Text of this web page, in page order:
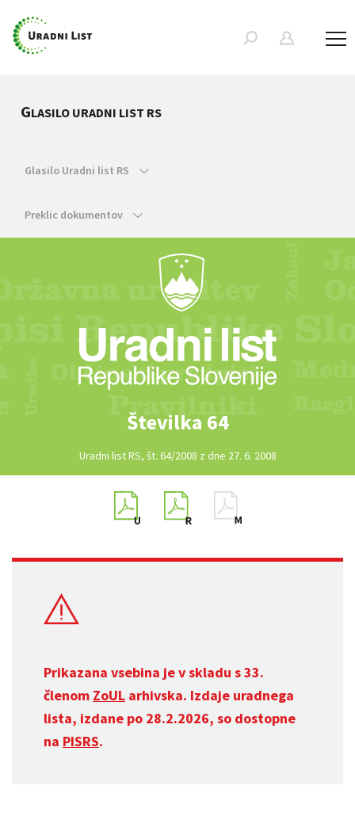
GLASILO URADNI LIST RS
Glasilo Uradni list RS
Preklic dokumentov
Številka 64
Uradni list RS, št. 64/2008 z dne 27. 6. 2008
Prikazana vsebina je v skladu s 33.
členom ZoUL arhivska. Izdaje uradnega
lista, izdane po 28.2.2026, so dostopne
na PISRS.